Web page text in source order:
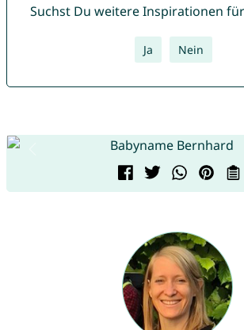
Suchst Du weitere Inspirationen
Ja Nein